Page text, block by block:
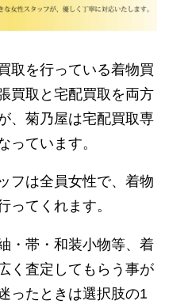
取を行っている着物買
買取と宅配買取を両方
、菊乃屋は宅配買取専
っています。
フは全員女性で、着物
ってくれます。
・帯・和装小物等、着
く査定してもらう事が
ったときは選択肢の1